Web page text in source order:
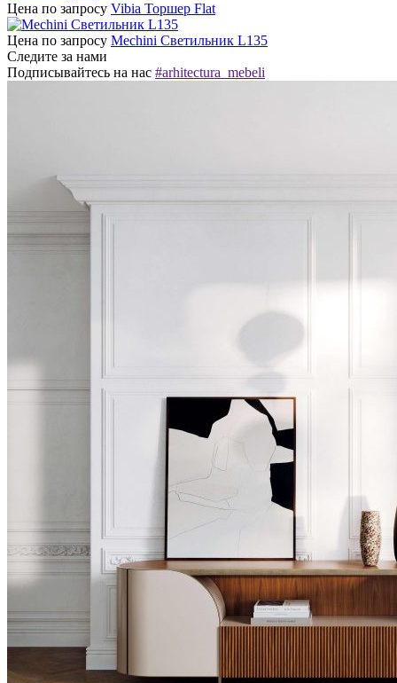
Цена по запросу Vibia Торшер Flat
Цена по запросу Mechini Светильник L135
Следите за нами
Подписывайтесь на нас #arhitectura_mebeli